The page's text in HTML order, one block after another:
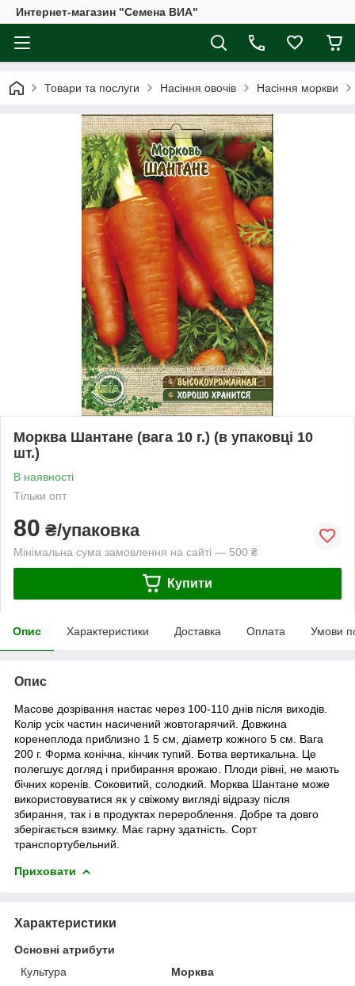
Интернет-магазин "Семена ВИА"
Товари та послуги Насіння овочів Насіння моркви
Морква Шантане (вага 10 г.) (в упаковці 10
шт.)
В наявності
Тільки опт
80 ₴/упаковка
Мінімальна сума замовлення на сайті — 500 ₴
Купити
Опис Характеристики Доставка Оплата Умови
Опис
Масове дозрівання настає через 100-110 днів після виходів.
Колір усіх частин насичений жовтогарячий. Довжина
коренеплода приблизно 1 5 см, діаметр кожного 5 см. Вага
200 г. Форма конічна, кінчик тупий. Ботва вертикальна. Це
полегшує догляд і прибирання врожаю. Плоди рівні, не мають
бічних коренів. Соковитий, солодкий. Морква Шантане може
використовуватися як у свіжому вигляді відразу після
збирання, так і в продуктах перероблення. Добре та довго
зберігається взимку. Має гарну здатність. Сорт
транспортубельний.
Приховати
Характеристики
Основні атрибути
Культура
Морква